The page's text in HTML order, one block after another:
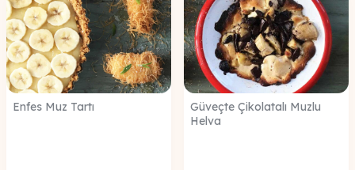
Enfes Muz Tartı
Güveçte Çikolatalı Muzlu
Helva